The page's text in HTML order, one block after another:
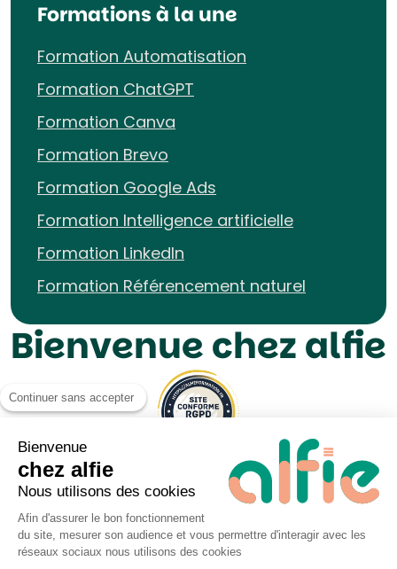
Formations à la une
Formation Automatisation
Formation ChatGPT
Formation Canva
Formation Brevo
Formation Google Ads
Formation Intelligence artificielle
Formation LinkedIn
Formation Référencement naturel
Bienvenue chez alfie
Mentions légales UP&KO
Continuer sans accepter
Bienvenue
chez alfie
Nous utilisons des cookies
Afin d'assurer le bon fonctionnement
du site, mesurer son audience et vous permettre d'interagir avec les
réseaux sociaux nous utilisons des cookies